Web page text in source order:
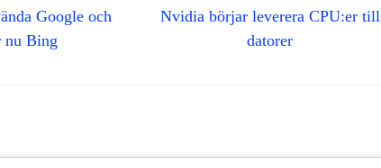
Google och
nu Bing
Nvidia börjar leverera CPU:er till
datorer